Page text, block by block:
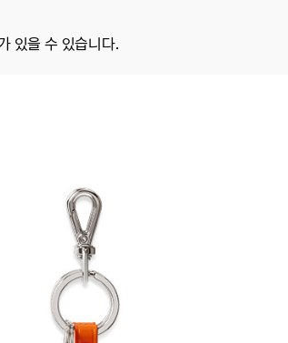
있을 수 있습니다.